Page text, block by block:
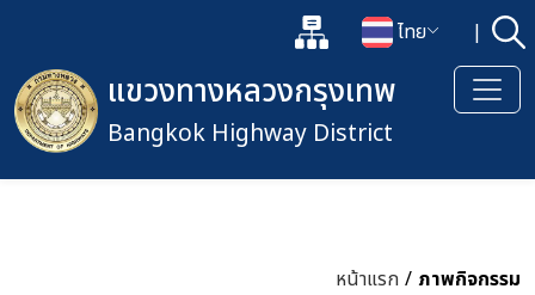
แผนผังเว็บไซต์
เปลี่ยนภาษา
ไทย | ค้
เปิดกล่องค้นหาข้อมูลหลักของเ
แขวงทางหลวงกรุงเทพ
Bangkok Highway District
หน้าแรก / ภาพกิจกรรม